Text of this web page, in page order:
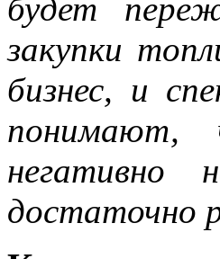
будет
закупки
бизнес, и
понимают,
достаточно